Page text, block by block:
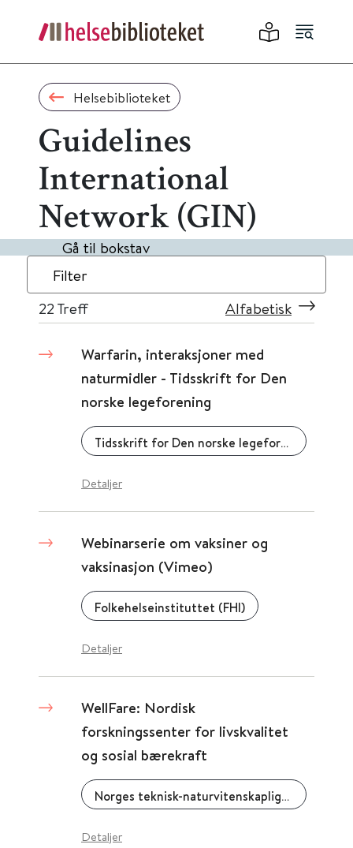
Helsebiblioteket
Guidelines
International
Network (GIN)
Gå til bokstav
Filter
22 Treff Alfabetisk
Warfarin, interaksjoner med
naturmidler - Tidsskrift for Den
norske legeforening
Tidsskrift for Den norske legeforening
Detaljer
Webinarserie om vaksiner og
vaksinasjon (Vimeo)
Folkehelseinstituttet (FHI)
Detaljer
WellFare: Nordisk
forskningssenter for livskvalitet
og sosial bærekraft
Norges teknisk-naturvitenskaplige universitet (NTNU)
Detaljer